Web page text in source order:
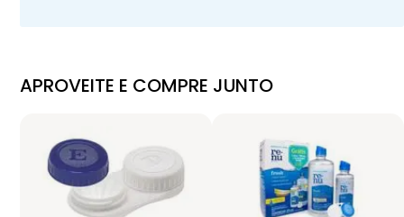
APROVEITE E COMPRE JUNTO